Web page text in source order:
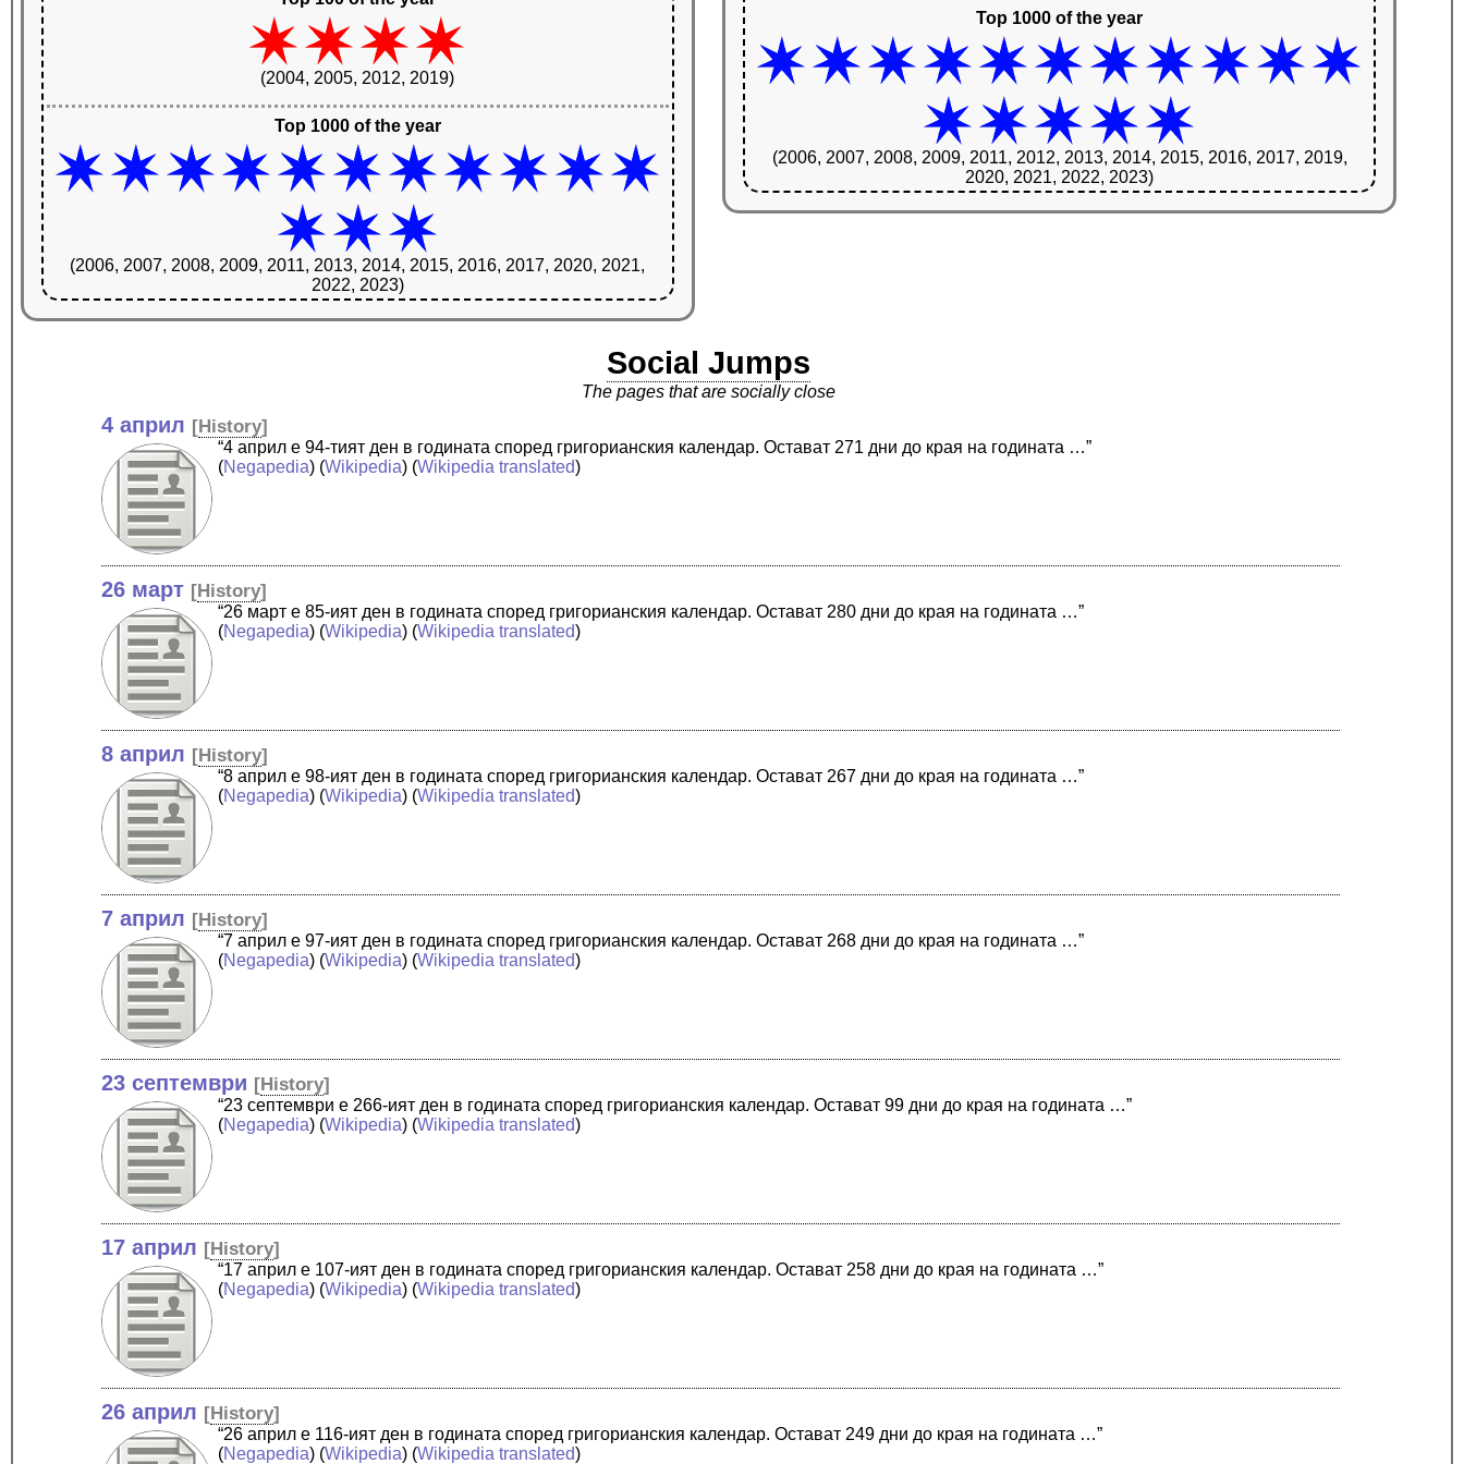
(2004, 2005, 2012, 2019)
Top 1000 of the year
(2006, 2007, 2008, 2009, 2011, 2013, 2014, 2015, 2016, 2017, 2020, 2021,
2022, 2023)
Top 1000 of the year
(2006, 2007, 2008, 2009, 2011, 2012, 2013, 2014, 2015, 2016, 2017, 2019,
2020, 2021, 2022, 2023)
Social Jumps
The pages that are socially close
4 април [History]
“4 април е 94-тият ден в годината според григорианския календар. Остават 271 дни до края на годината …”
(Negapedia) (Wikipedia) (Wikipedia translated)
26 март [History]
“26 март е 85-ият ден в годината според григорианския календар. Остават 280 дни до края на годината …”
(Negapedia) (Wikipedia) (Wikipedia translated)
8 април [History]
“8 април е 98-ият ден в годината според григорианския календар. Остават 267 дни до края на годината …”
(Negapedia) (Wikipedia) (Wikipedia translated)
7 април [History]
“7 април е 97-ият ден в годината според григорианския календар. Остават 268 дни до края на годината …”
(Negapedia) (Wikipedia) (Wikipedia translated)
23 септември [History]
“23 септември е 266-ият ден в годината според григорианския календар. Остават 99 дни до края на годината …”
(Negapedia) (Wikipedia) (Wikipedia translated)
17 април [History]
“17 април е 107-ият ден в годината според григорианския календар. Остават 258 дни до края на годината …”
(Negapedia) (Wikipedia) (Wikipedia translated)
26 април [History]
“26 април е 116-ият ден в годината според григорианския календар. Остават 249 дни до края на годината …”
(Negapedia) (Wikipedia) (Wikipedia translated)